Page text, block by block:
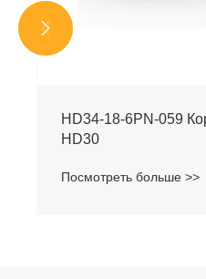
HD34-18-6PN-059
HD30
Посмотреть больше >>

